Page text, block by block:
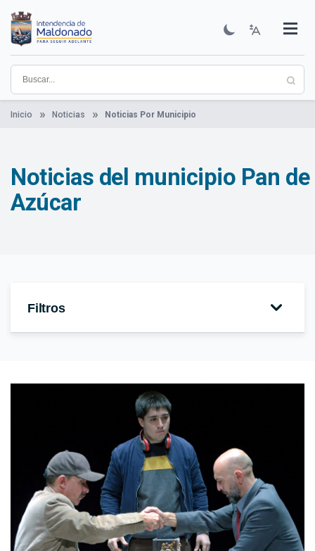
contenido
principal
Institucional
Municipios
Descubre Maldonado
Comunicación
Servicios
Guía De Trámites
Ver Noticias
Inicio Noticias Noticias Por Municipio
Noticias del municipio Pan de
Azúcar
Filtros
Etiquetas :